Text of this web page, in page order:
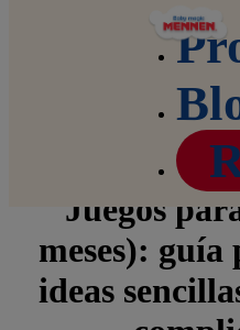
Los mejores juegos y
Juegos
meses): guía
ideas